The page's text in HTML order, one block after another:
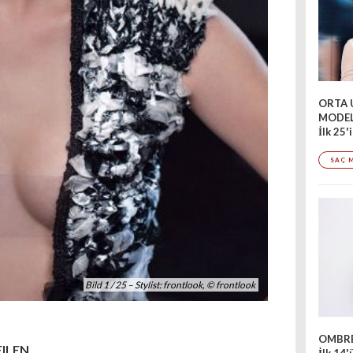
Bild 1 / 25 – Stylist: frontlook, © frontlook
ORTA
İlk
SAÇ